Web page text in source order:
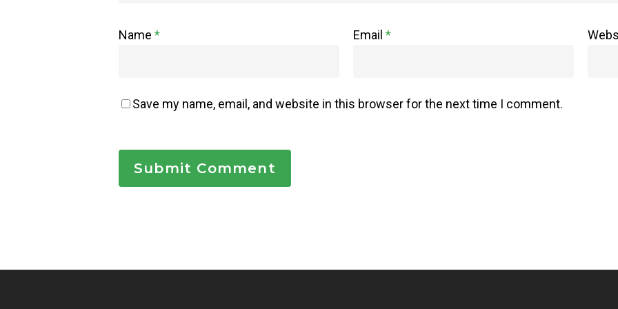
Name * Email *
Save my name, email, and website in this browser for the next time I comment.